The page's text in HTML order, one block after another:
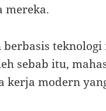
mereka.
sebab itu,
kerja modern